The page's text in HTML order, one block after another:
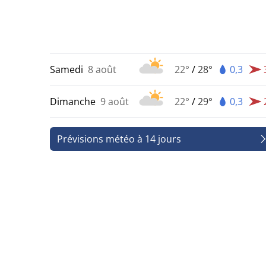
Samedi 8 août 22° /28° 0,3
Dimanche 9 août 22° /29° 0,3
Prévisions météo à 14 jours